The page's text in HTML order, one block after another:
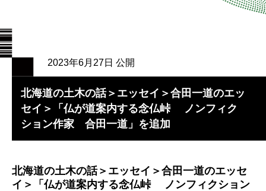
2023年6月27日 公開
北海道の土木の話＞エッセイ＞合田一道のエッ
セイ＞「仏が道案内する念仏峠 ノンフィク
ション作家 合田一道」を追加
北海道の土木の話＞エッセイ＞合田一道のエッセ
イ＞「仏が道案内する念仏峠 ノンフィクション